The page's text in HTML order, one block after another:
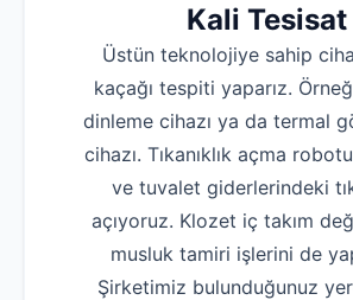
Kali Tesisat
Üstün teknolojiye sahip
kaçağı tespiti yaparız.
dinleme cihazı ya da termal
cihazı. Tıkanıklık açma
ve tuvalet giderlerindeki
açıyoruz. Klozet iç takım
musluk tamiri işlerini de
Şirketimiz bulunduğunuz